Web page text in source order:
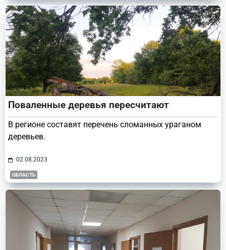
Поваленные деревья пересчитают
В регионе составят перечень сломанных ураганом
деревьев.
02.08.2023
ОБЛАСТЬ